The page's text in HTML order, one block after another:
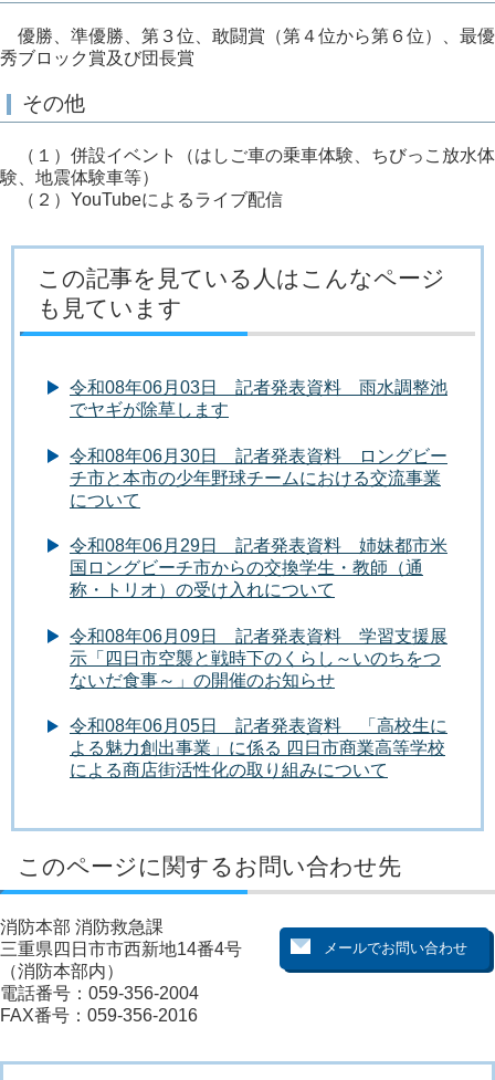
優勝、準優勝、第３位、敢闘賞（第４位から第６位）、最優
秀ブロック賞及び団長賞
その他
（１）併設イベント（はしご車の乗車体験、ちびっこ放水体
験、地震体験車等）
（２）YouTubeによるライブ配信
この記事を見ている人はこんなページ
も見ています
令和08年06月03日 記者発表資料 雨水調整池
でヤギが除草します
令和08年06月30日 記者発表資料 ロングビー
チ市と本市の少年野球チームにおける交流事業
について
令和08年06月29日 記者発表資料 姉妹都市米
国ロングビーチ市からの交換学生・教師（通
称・トリオ）の受け入れについて
令和08年06月09日 記者発表資料 学習支援展
示「四日市空襲と戦時下のくらし～いのちをつ
ないだ食事～」の開催のお知らせ
令和08年06月05日 記者発表資料 「高校生に
よる魅力創出事業」に係る 四日市商業高等学校
による商店街活性化の取り組みについて
このページに関するお問い合わせ先
消防本部 消防救急課
三重県四日市市西新地14番4号
（消防本部内）
電話番号：059-356-2004
FAX番号：059-356-2016